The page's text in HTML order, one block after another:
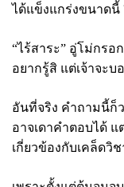
ได้แข็งแกร่งขนาดนี้
“ไร้สาระ” อู่โม่กร
อยากรู้สิ แต่เจ้าจะบ
อันที่จริง คำถามนี้ก็
อาจเดาคำตอบได้
เกี่ยวข้องกับเคล็ดวิช